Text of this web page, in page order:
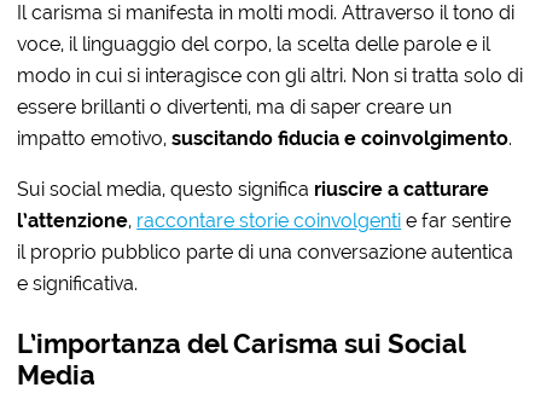
Il carisma si manifesta in molti modi. Attraverso il tono di
voce, il linguaggio del corpo, la scelta delle parole e il
modo in cui si interagisce con gli altri. Non si tratta solo di
essere brillanti o divertenti, ma di saper creare un
impatto emotivo,suscitando fiducia e coinvolgimento.
Sui social media, questo significa riuscire a catturare
l’attenzione, raccontare storie coinvolgenti e far sentire
il proprio pubblico parte di una conversazione autentica
e significativa.
L’importanza del Carisma sui Social
Media